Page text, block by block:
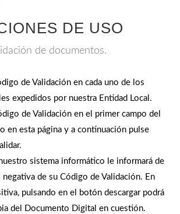
DE USO
de documentos.
de Validación en cada uno de los
expedidos por nuestra Entidad Local.
de Validación en el primer campo del
en esta página y a continuación pulse
sistema informático le informará de
de su Código de Validación. En
pulsando en el botón descargar podrá
del Documento Digital en cuestión.